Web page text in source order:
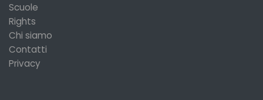
Scuole
Rights
Chi siamo
Contatti
Privacy